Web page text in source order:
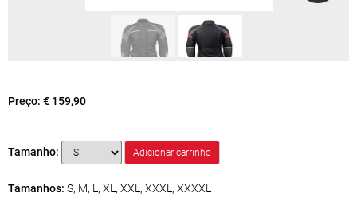
Preço: € 159,90
Tamanho:
Tamanhos: S, M, L, XL, XXL, XXXL, XXXXL